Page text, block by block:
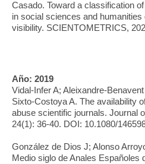
Casado. Toward a classification
in social sciences and
visibility. SCIENTOMETRICS,
Año: 2019
Vidal-Infer A; Aleixandre-
Sixto-Costoya A. The availability
abuse scientific journals. Journal
24(1): 36-40. DOI: 10.1080/
González de Dios J; Alonso
Medio siglo de Anales Españoles